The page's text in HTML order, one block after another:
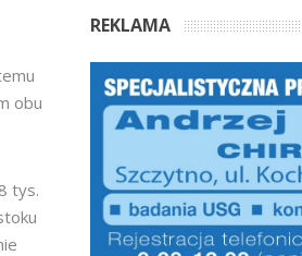
obu
tys.
REKLAMA